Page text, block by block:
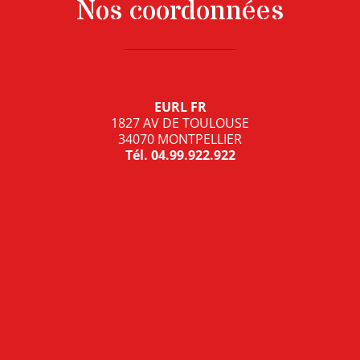
Nos coordonnées
EURL FR
1827 AV DE TOULOUSE
34070 MONTPELLIER
Tél. 04.99.922.922